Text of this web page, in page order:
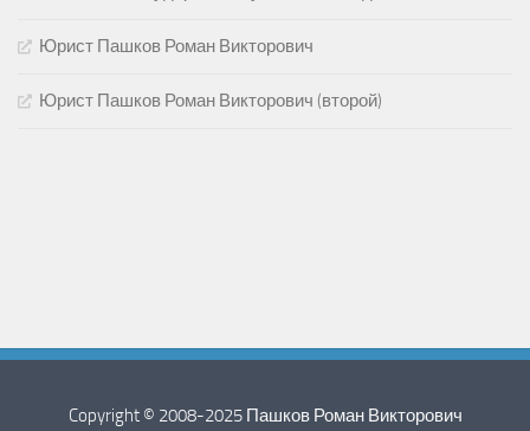
Юрист Пашков Роман Викторович
Юрист Пашков Роман Викторович (второй)
Copyright © 2008-2025 Пашков Роман Викторович